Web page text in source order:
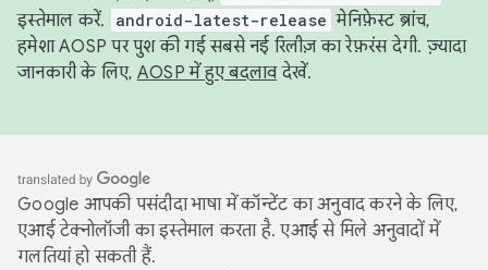
इस्तेमाल करें.
android-latest-release मेनिफ़ेस्ट ब्रांच,
हमेशा AOSP पर पुश की गई सबसे नई रिलीज़ का रेफ़रंस देगी. ज़्यादा
जानकारी के लिए, AOSP में हुए बदलावदेखें.
Google आपकी पसंदीदा भाषा में कॉन्टेंट का अनुवाद करने के लिए,
एआई टेक्नोलॉजी का इस्तेमाल करता है. एआई से मिले अनुवादों में
गलतियां हो सकती हैं.